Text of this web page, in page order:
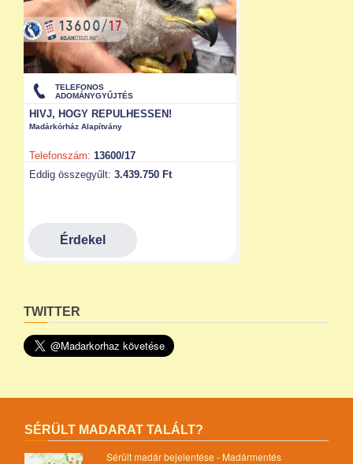
TWITTER
SÉRÜLT MADARAT TALÁLT?
Sérült madár bejelentése - Madármentés